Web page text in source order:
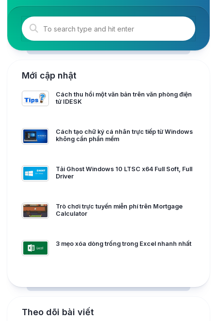
Mới cập nhật
Cách thu hồi một văn bản trên văn phòng điện
tử IDESK
Cách tạo chữ ký cá nhân trực tiếp từ Windows
không cần phần mềm
Tải Ghost Windows 10 LTSC x64 Full Soft, Full
Driver
Trò chơi trực tuyến miễn phí trên Mortgage
Calculator
3 mẹo xóa dòng trống trong Excel nhanh nhất
Theo dõi bài viết